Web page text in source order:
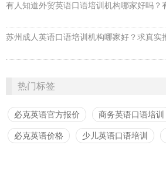
苏州成人英语口语培训机构哪家好？求真实
热门标签
必克英语官方报价 商务英语口语培训
必克英语价格 少儿英语口语培训